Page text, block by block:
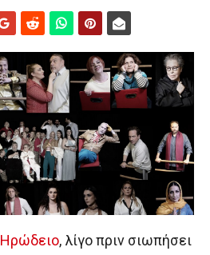
Ηρώδειο, λίγο πριν σιωπήσει